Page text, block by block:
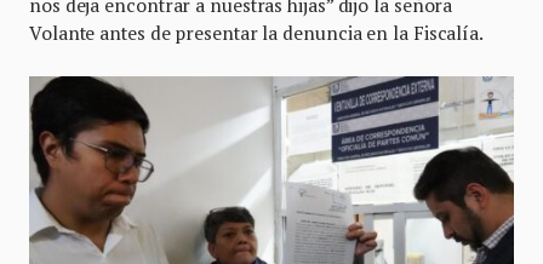
nos deja encontrar a nuestras hijas” dijo la señora
Volante antes de presentar la denuncia en la Fiscalía.